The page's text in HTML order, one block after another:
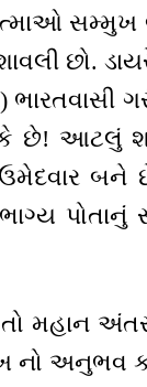
સમ્મુખ
છો.
છે! આટલું
બને
પોતાનું
મહાન
નો અનુભવ